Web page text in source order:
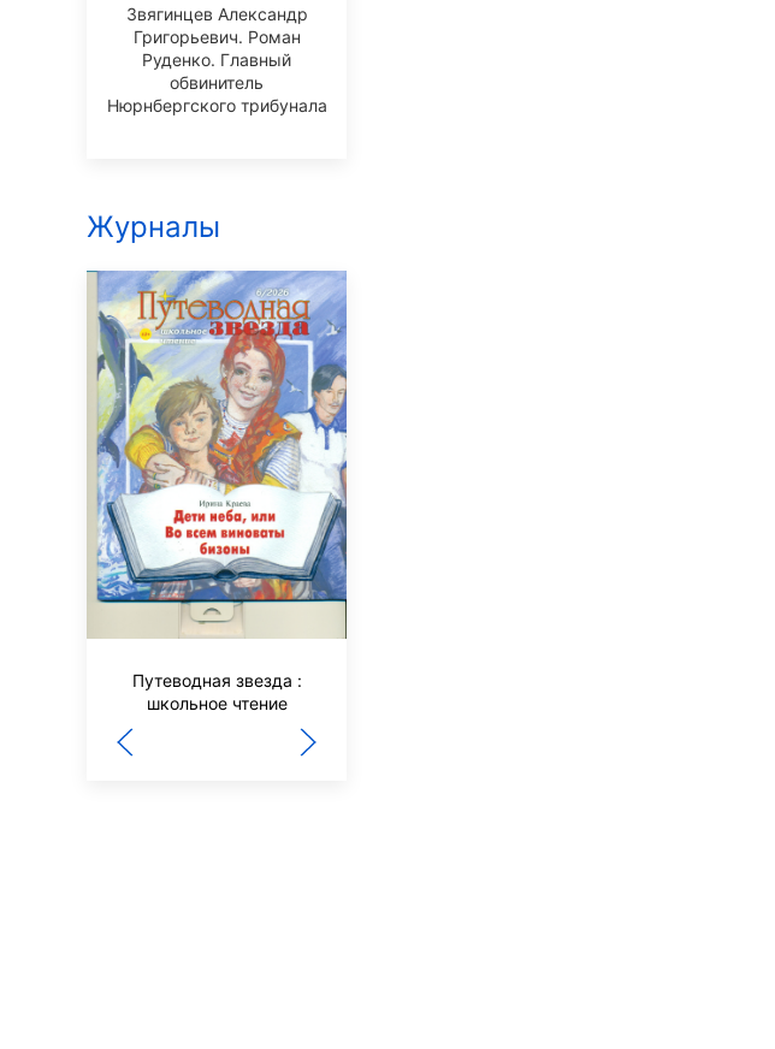
Звягинцев Александр
Григорьевич. Роман
Руденко. Главный
обвинитель
Нюрнбергского трибунала
Журналы
Путеводная звезда :
школьное чтение